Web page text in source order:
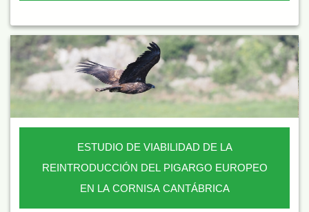
ESTUDIO DE VIABILIDAD DE LA
REINTRODUCCIÓN DEL PIGARGO EUROPEO
EN LA CORNISA CANTÁBRICA